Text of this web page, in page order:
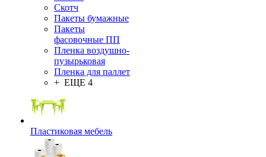
Скотч
Пакеты бумажные
Пакеты
фасовочные ПП
Пленка воздушно-
пузырьковая
Пленка для паллет
+ ЕЩЕ 4
Пластиковая мебель